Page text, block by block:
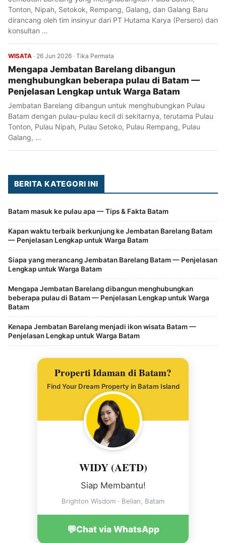
Tonton, Nipah, Setokok, Rempang, Galang, dan Galang Baru
dirancang oleh tim insinyur dari PT Hutama Karya (Persero) dan
konsultan …
WISATA · 26 Jun 2026 · Tika Permata
Mengapa Jembatan Barelang dibangun
menghubungkan beberapa pulau di Batam —
Penjelasan Lengkap untuk Warga Batam
Jembatan Barelang dibangun untuk menghubungkan Pulau
Batam dengan pulau-pulau kecil di sekitarnya, terutama Pulau
Tonton, Pulau Nipah, Pulau Setoko, Pulau Rempang, Pulau
Galang, …
BERITA KATEGORI INI
Batam masuk ke pulau apa — Tips & Fakta Batam
Kapan waktu terbaik berkunjung ke Jembatan Barelang Batam
— Penjelasan Lengkap untuk Warga Batam
Siapa yang merancang Jembatan Barelang Batam — Penjelasan
Lengkap untuk Warga Batam
Mengapa Jembatan Barelang dibangun menghubungkan
beberapa pulau di Batam — Penjelasan Lengkap untuk Warga
Batam
Kenapa Jembatan Barelang menjadi ikon wisata Batam —
Penjelasan Lengkap untuk Warga Batam
Properti Idaman di Batam?
Find Your Dream Property in Batam Island
WIDY (AETD)
Siap Membantu!
Brighton Wisdom · Belian, Batam
💬Chat via WhatsApp